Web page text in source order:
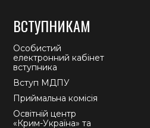
ВСТУПНИКАМ
Особистий
електронний кабінет
вступника
Вступ МДПУ
Приймальна комісія
Освітній центр
«Крим-Україна» та